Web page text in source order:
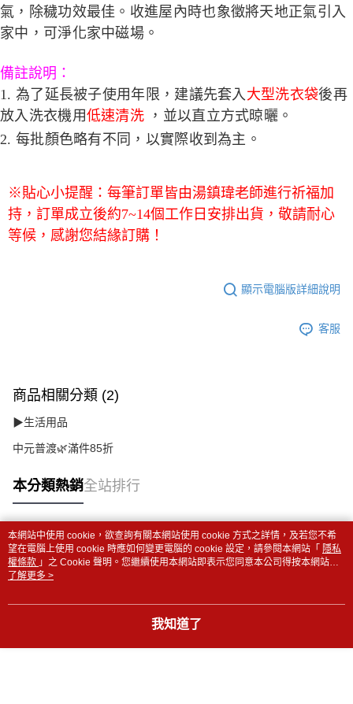
氣，除穢功效最佳。收進屋內時也象徵將天地正氣引入
家中，可淨化家中磁場。
備註說明：
1. 為了延長被子使用年限，建議先套入大型洗衣袋後再
放入洗衣機用低速清洗 ，並以直立方式晾曬。
2. 每批顏色略有不同，以實際收到為主。
※貼心小提醒：每筆訂單皆由湯鎮瑋老師進行祈福加
持，訂單成立後約7~14個工作日安排出貨，敬請耐心
等候，感謝您結緣訂購！
顯示電腦版詳細說明
客服
商品相關分類 (2)
▶生活用品
中元普渡🌿滿件85折
本分類熱銷全站排行
熱門標籤
本網站中使用 cookie，欲查詢有關本網站使用 cookie 方式之詳情，及若您不希
望在電腦上使用 cookie 時應如何變更電腦的 cookie 設定，請參閱本網站「 隱私
權條款 」之 Cookie 聲明。您繼續使用本網站即表示您同意本公司得按本網站使
用條款之 Cookie 聲明使用 cookie。
了解更多 >
我知道了